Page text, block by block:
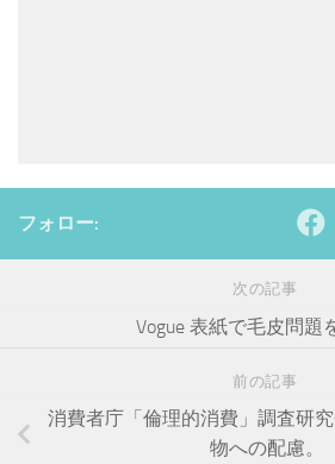
フォロー:
次の記事
Vogue 表紙で毛皮問題
前の記事
消費者庁「倫理的消費」調査研
物への配慮。